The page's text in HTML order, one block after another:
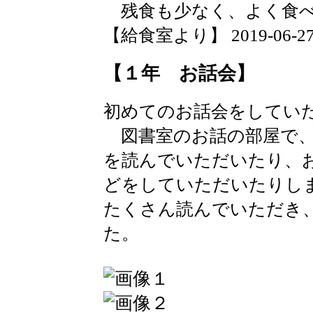
残食も少なく、よく食
【給食室より】 2019-06-
【１年 お話会】
初めてのお話会をしてい
図書室のお話の部屋で
を読んでいただいたり、
どをしていただいたりし
たくさん読んでいただき
た。